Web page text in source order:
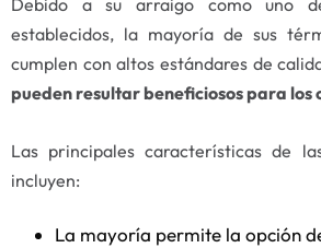
establecidos, la mayoría de sus
cumplen con altos estándares de
pueden resultar beneficiosos para los
Las principales características de
incluyen:
La mayoría permite la opción